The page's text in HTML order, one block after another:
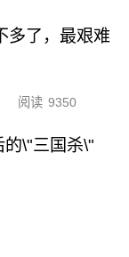
多了，最艰难
阅读 9350
\"三国杀\"